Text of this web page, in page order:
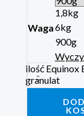
Waga
1,8kg
6kg
900g
-
ilość
granulat